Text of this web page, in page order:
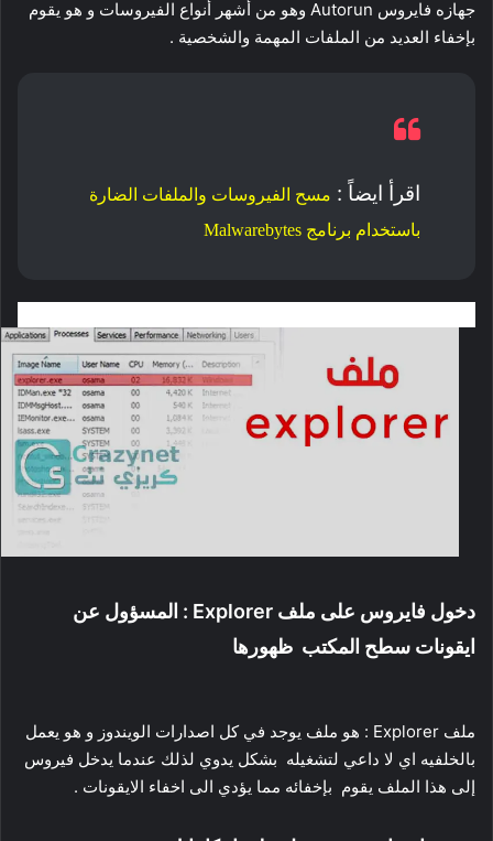
جهازه فايروس Autorun وهو من أشهر أنواع الفيروسات و هو يقوم
بإخفاء العديد من الملفات المهمة والشخصية .
اقرأ ايضاً : مسح الفيروسات والملفات الضارة
باستخدام برنامج Malwarebytes
دخول فايروس على ملف Explorer : المسؤول عن
ايقونات سطح المكتب ظهورها
ملف Explorer : هو ملف يوجد في كل اصدارات الويندوز و هو يعمل
بالخلفيه اي لا داعي لتشغيله بشكل يدوي لذلك عندما يدخل فيروس
إلى هذا الملف يقوم بإخفائه مما يؤدي الى اخفاء الايقونات .